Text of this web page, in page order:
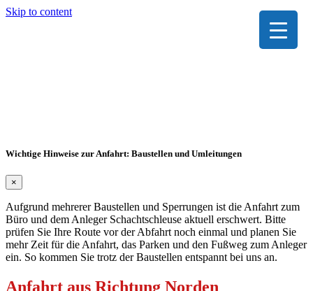
Skip to content
Wichtige Hinweise zur Anfahrt: Baustellen und Umleitungen
×
Aufgrund mehrerer Baustellen und Sperrungen ist die Anfahrt zum
Büro und dem Anleger Schachtschleuse aktuell erschwert. Bitte
prüfen Sie Ihre Route vor der Abfahrt noch einmal und planen Sie
mehr Zeit für die Anfahrt, das Parken und den Fußweg zum Anleger
ein. So kommen Sie trotz der Baustellen entspannt bei uns an.
Anfahrt aus Richtung Norden